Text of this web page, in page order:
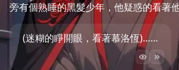
旁有個熟睡的黑髮少年，他疑惑的看著
(迷糊的睜開眼，看著慕洛恆)……